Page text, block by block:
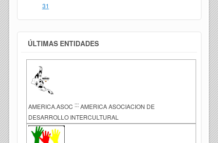
31
ÚLTIMAS ENTIDADES
AMERICA.ASOC ::: AMERICA ASOCIACION DE
DESARROLLO INTERCULTURAL